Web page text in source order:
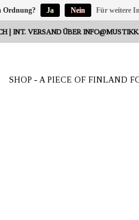
| INT. VERSAND ÜBER
SHOP - A PIECE OF FINLAND
Ordnung? Ja Nein Für weitere